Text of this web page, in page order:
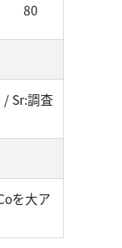
80
/ Sr:調査
を大ア